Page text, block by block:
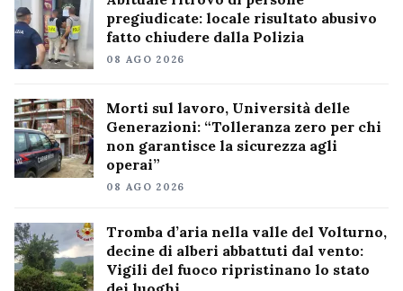
pregiudicate: locale risultato abusivo
fatto chiudere dalla Polizia
08 AGO 2026
Morti sul lavoro, Università delle
Generazioni: “Tolleranza zero per chi
non garantisce la sicurezza agli
operai”
08 AGO 2026
Tromba d’aria nella valle del Volturno,
decine di alberi abbattuti dal vento:
Vigili del fuoco ripristinano lo stato